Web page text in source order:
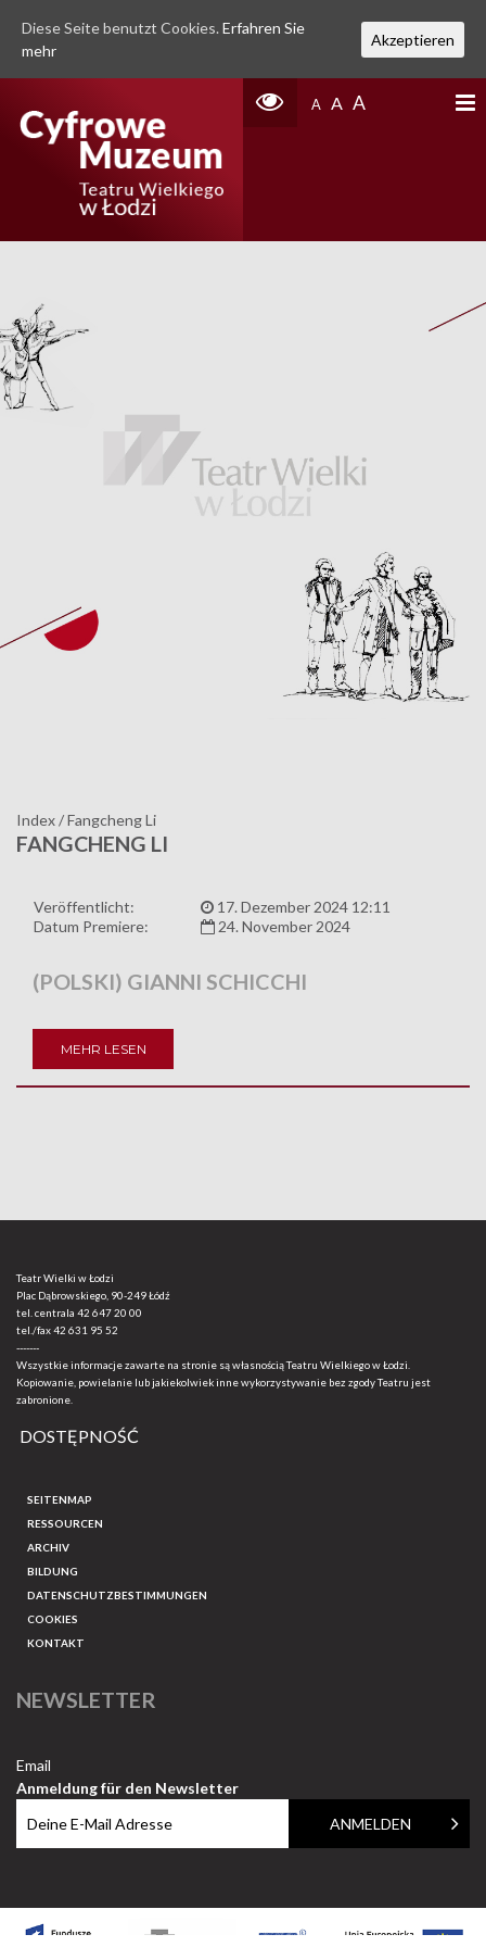
A A A
Index/Fangcheng Li
FANGCHENG LI
Veröffentlicht:
17. Dezember 2024 12:11
Datum Premiere:
24. November 2024
(POLSKI) GIANNI SCHICCHI
MEHR LESEN
Teatr Wielki w Łodzi
Plac Dąbrowskiego, 90-249 Łódź
tel. centrala 42 647 20 00
tel./fax42 631 95 52
-------
Wszystkie informacje zawarte na stronie są własnością Teatru Wielkiego w Łodzi.
Kopiowanie, powielanie lub jakiekolwiek inne wykorzystywanie bez zgody Teatru jest
zabronione.
DOSTĘPNOŚĆ
SEITENMAP
RESSOURCEN
ARCHIV
BILDUNG
DATENSCHUTZBESTIMMUNGEN
COOKIES
KONTAKT
NEWSLETTER
Email
Anmeldung für den Newsletter
Diese Seite benutzt Cookies. Erfahren Sie
mehr
Akzeptieren